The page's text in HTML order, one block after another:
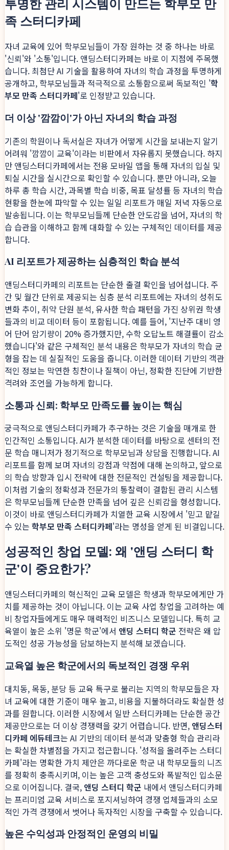
족 스터디카페
자녀 교육에 있어 학부모님들이 가장 원하는 것 중 하나는 바로
'신뢰'와 '소통'입니다. 앤딩스터디카페는 바로 이 지점에 주목했
습니다. 최첨단 AI 기술을 활용하여 자녀의 학습 과정을 투명하게
공개하고, 학부모님들과 적극적으로 소통함으로써 독보적인 '학
부모 만족 스터디카페'로 인정받고 있습니다.
더 이상 '깜깜이'가 아닌 자녀의 학습 과정
기존의 학원이나 독서실은 자녀가 어떻게 시간을 보내는지 알기
어려워 '깜깜이 교육'이라는 비판에서 자유롭지 못했습니다. 하지
만 앤딩스터디카페에서는 전용 모바일 앱을 통해 자녀의 입실 및
퇴실 시간을 실시간으로 확인할 수 있습니다. 뿐만 아니라, 오늘
하루 총 학습 시간, 과목별 학습 비중, 목표 달성률 등 자녀의 학습
현황을 한눈에 파악할 수 있는 일일 리포트가 매일 저녁 자동으로
발송됩니다. 이는 학부모님들께 단순한 안도감을 넘어, 자녀의 학
습 습관을 이해하고 함께 대화할 수 있는 구체적인 데이터를 제공
합니다.
AI 리포트가 제공하는 심층적인 학습 분석
앤딩스터디카페의 리포트는 단순한 출결 확인을 넘어섭니다. 주
간 및 월간 단위로 제공되는 심층 분석 리포트에는 자녀의 성취도
변화 추이, 취약 단원 분석, 유사한 학습 패턴을 가진 상위권 학생
들과의 비교 데이터 등이 포함됩니다. 예를 들어, '지난주 대비 영
어 단어 암기량이 20% 증가했지만, 수학 오답노트 해결률이 감소
했습니다'와 같은 구체적인 분석 내용은 학부모가 자녀의 학습 균
형을 잡는 데 실질적인 도움을 줍니다. 이러한 데이터 기반의 객관
적인 정보는 막연한 칭찬이나 질책이 아닌, 정확한 진단에 기반한
격려와 조언을 가능하게 합니다.
소통과 신뢰: 학부모 만족도를 높이는 핵심
궁극적으로 앤딩스터디카페가 추구하는 것은 기술을 매개로 한
인간적인 소통입니다. AI가 분석한 데이터를 바탕으로 센터의 전
문 학습 매니저가 정기적으로 학부모님과 상담을 진행합니다. AI
리포트를 함께 보며 자녀의 강점과 약점에 대해 논의하고, 앞으로
의 학습 방향과 입시 전략에 대한 전문적인 컨설팅을 제공합니다.
이처럼 기술의 정확성과 전문가의 통찰력이 결합된 관리 시스템
은 학부모님들께 단순한 만족을 넘어 깊은 신뢰감을 형성합니다.
이것이 바로 앤딩스터디카페가 치열한 교육 시장에서 '믿고 맡길
수 있는 학부모 만족 스터디카페'라는 명성을 얻게 된 비결입니다.
성공적인 창업 모델: 왜 '앤딩 스터디 학
군'이 중요한가?
앤딩스터디카페의 혁신적인 교육 모델은 학생과 학부모에게만 가
치를 제공하는 것이 아닙니다. 이는 교육 사업 창업을 고려하는 예
비 창업자들에게도 매우 매력적인 비즈니스 모델입니다. 특히 교
육열이 높은 소위 '명문 학군'에서 앤딩 스터디 학군 전략은 왜 압
도적인 성공 가능성을 담보하는지 분석해 보겠습니다.
교육열 높은 학군에서의 독보적인 경쟁 우위
대치동, 목동, 분당 등 교육 특구로 불리는 지역의 학부모들은 자
녀 교육에 대한 기준이 매우 높고, 비용을 지불하더라도 확실한 성
과를 원합니다. 이러한 시장에서 일반 스터디카페는 단순한 공간
제공만으로는 더 이상 경쟁력을 갖기 어렵습니다. 반면, 앤딩스터
디카페 에듀테크는 AI 기반의 데이터 분석과 맞춤형 학습 관리라
는 확실한 차별점을 가지고 접근합니다. '성적을 올려주는 스터디
카페'라는 명확한 가치 제안은 까다로운 학군 내 학부모들의 니즈
를 정확히 충족시키며, 이는 높은 고객 충성도와 폭발적인 입소문
으로 이어집니다. 결국, 앤딩 스터디 학군 내에서 앤딩스터디카페
는 프리미엄 교육 서비스로 포지셔닝하여 경쟁 업체들과의 소모
적인 가격 경쟁에서 벗어나 독자적인 시장을 구축할 수 있습니다.
높은 수익성과 안정적인 운영의 비밀